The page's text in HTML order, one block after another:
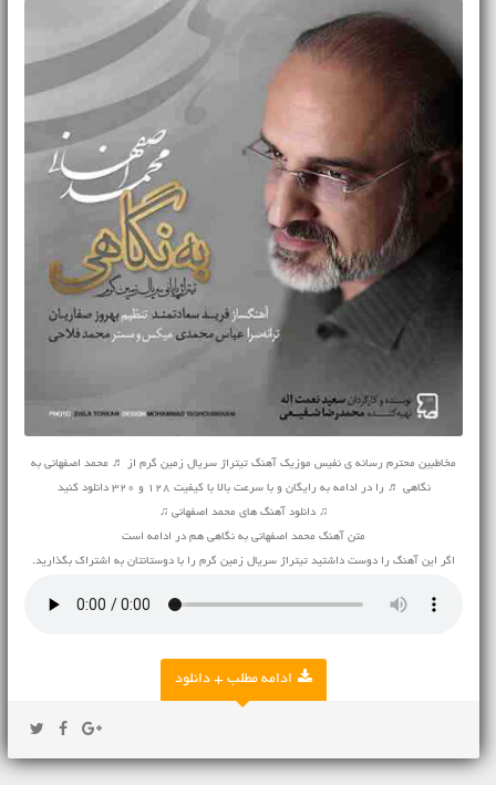
مخاطبین محترم رسانه ی نفیس موزیک آهنگ تیتراژ سریال زمین گرم از ♬ محمد اصفهانی به
نگاهی ♬ را در ادامه به رایگان و با سرعت بالا با کیفیت 128 و 320 دانلود کنید
♫ دانلود آهنگ های محمد اصفهانی ♫
متن آهنگ محمد اصفهانی به نگاهی هم در ادامه است
اگر این آهنگ را دوست داشتید تیتراژ سریال زمین گرم را با دوستانتان به اشتراک بگذارید.
ادامه مطلب + دانلود